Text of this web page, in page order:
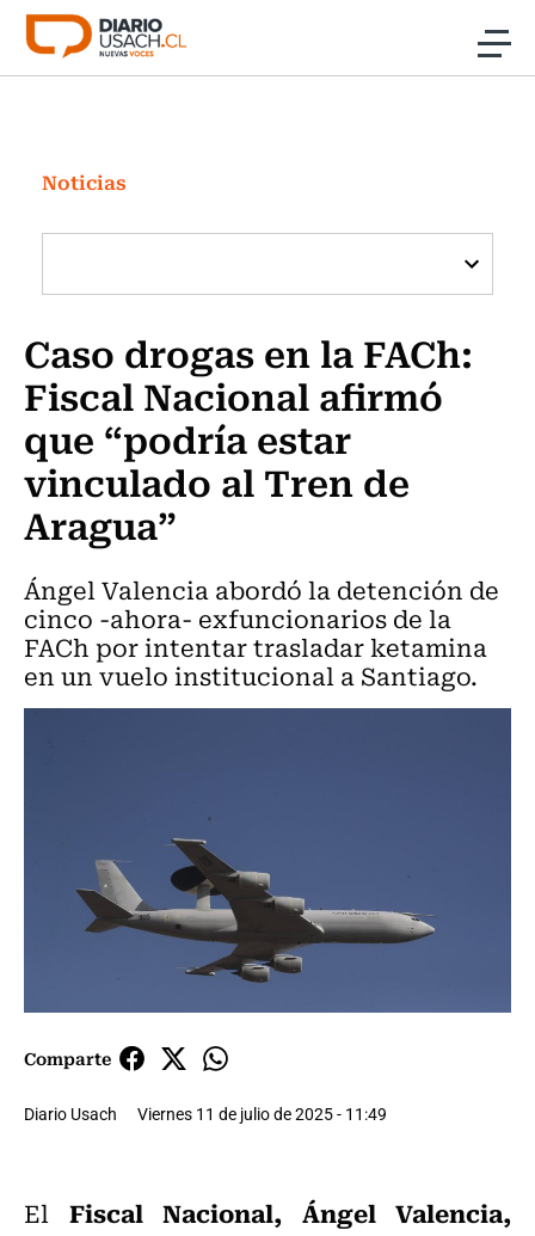
Click acá para ir directamente al contenido
Investigación
Cultura
Programas Radio y TV Usach
Noticias
Caso drogas en la FACh:
Fiscal Nacional afirmó
que “podría estar
vinculado al Tren de
Aragua”
Ángel Valencia abordó la detención de
cinco -ahora- exfuncionarios de la
FACh por intentar trasladar ketamina
en un vuelo institucional a Santiago.
Comparte
Diario Usach Viernes 11 de julio de 2025 - 11:49
El Fiscal Nacional, Ángel Valencia,